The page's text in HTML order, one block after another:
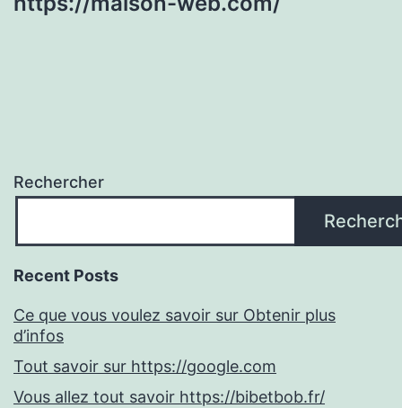
Rechercher
Recent Posts
Ce que vous voulez savoir sur Obtenir plus
d’infos
Tout savoir sur https://google.com
Vous allez tout savoir https://bibetbob.fr/